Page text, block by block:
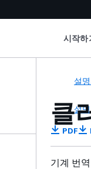
시작하
설
설
클
PDF
기계 번